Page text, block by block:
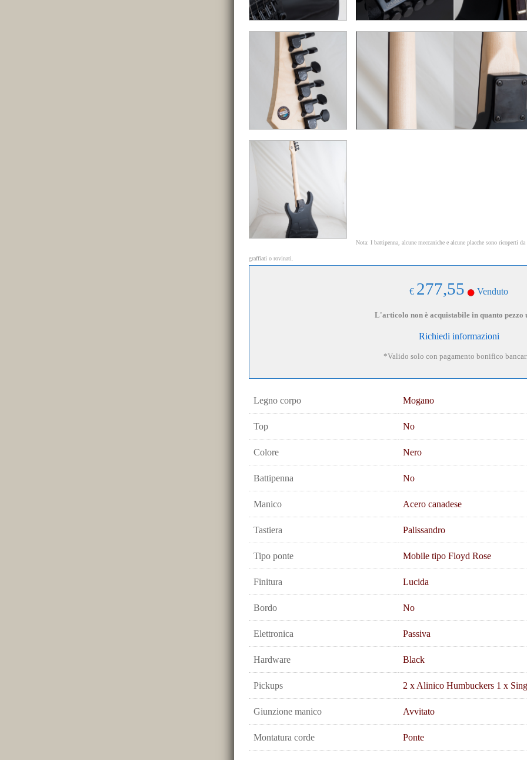
Nota: I battipenna, alcune meccaniche e alcune placche sono ricoperti
graffiati o rovinati.
€ 277,55 Venduto
L'articolo non è acquistabile in quanto pezzo
Richiedi informazioni
*Valido solo con pagamento bonifico
Legno corpo Mogano
Top No
Colore Nero
Battipenna No
Manico Acero canadese
Tastiera Palissandro
Tipo ponte Mobile tipo Floyd Rose
Finitura Lucida
Bordo No
Elettronica Passiva
Hardware Black
Pickups 2 x Alinico Humbuckers 1 x
Giunzione manico Avvitato
Montatura corde Ponte